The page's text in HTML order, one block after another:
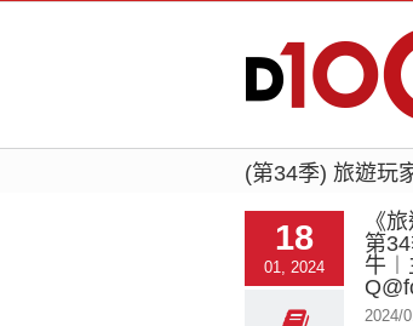
(第34季) 旅遊玩
18
01, 2024
《
第
牛
2024/